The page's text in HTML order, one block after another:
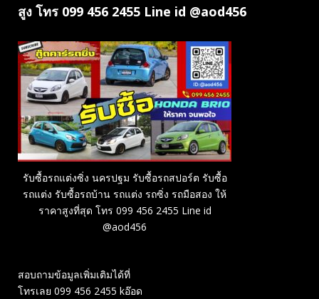
สูง โทร 099 456 2455 Line id @aod456
รับซื้อรถแต่งซิ่ง นครปฐม รับซื้อรถสปอร์ต รับซื้อ
รถแต่ง รับซื้อรถบ้าน รถแต่ง รถซิ่ง รถมือสอง ให้
ราคาสูงที่สุด โทร 099 456 2455 Line id
@aod456
สอบถามข้อมูลเพิ่มเติมได้ที่
โทรเลย 099 456 2455 kอ๊อด